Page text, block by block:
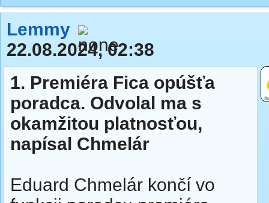
Lemmy
22.08.2024, 02:38
1. Premiéra Fica opúšťa
poradca. Odvolal ma s
okamžitou platnosťou,
napísal Chmelár
Eduard Chmelár končí vo